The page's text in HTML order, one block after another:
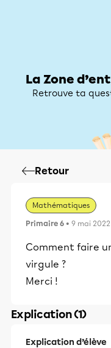
La Zone
Retrouve ta
Retour
Mathématiques
Primaire 6 • 9 mai 2022
Comment faire
virgule ?
Merci !
Explication (1)
Explication d’élève